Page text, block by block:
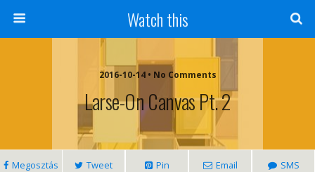
Watch this
2016-10-14 • No Comments
Larse-On Canvas Pt. 2
Megosztás Tweet Pin Email SMS